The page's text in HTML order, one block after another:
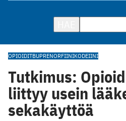
OPIOIDITBUPRENORFIINIKODEIINI
Tutkimus:
liittyy usein
sekakäyttöä